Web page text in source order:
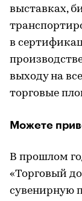
выставках,
в
выходу на
торговые
Можете
В прошлом
«Торговый
сувенирную